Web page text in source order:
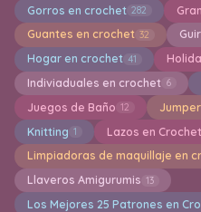
Gorros en crochet 282
Guantes en crochet 32
Hogar en crochet 41
Indiviaduales en crochet 6
Juegos de Baño 12 Jumper
Knitting 1 Lazos en Crochet
Limpiadoras de maquillaje en
Llaveros Amigurumis 13
Los Mejores 25 Patrones en